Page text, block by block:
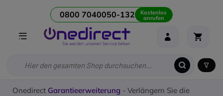
0800 7040050-132 Kostenlos
anrufen
Onedirect Garantieerweiterung - Verlängern Sie die